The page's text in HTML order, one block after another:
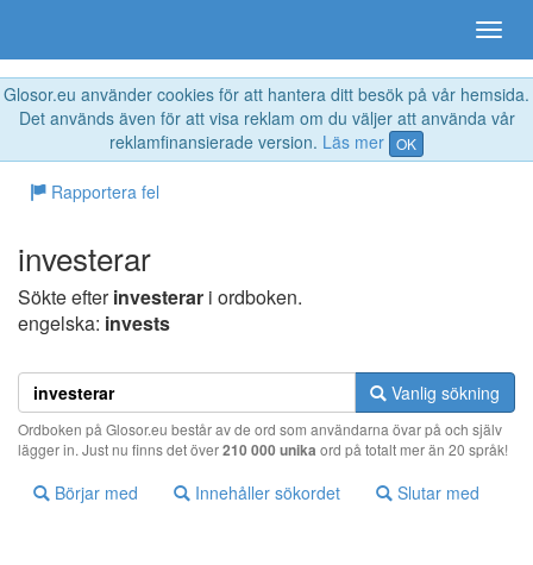
Glosor.eu använder cookies för att hantera ditt besök på vår hemsida.
Det används även för att visa reklam om du väljer att använda vår
reklamfinansierade version. Läs mer OK
Rapportera fel
investerar
Sökte efterinvesterar i ordboken.
engelska: invests
Vanlig sökning
Ordboken på Glosor.eu består av de ord som användarna övar på och själv
lägger in. Just nu finns det över210 000 unika ord på totalt mer än 20 språk!
Börjar med Innehåller sökordet Slutar med